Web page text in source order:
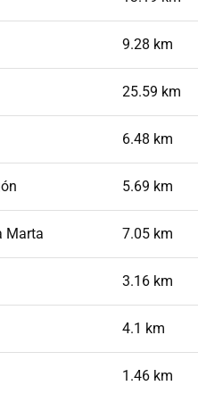
9.28 km
25.59 km
6.48 km
5.69 km
Marta 7.05 km
3.16 km
4.1 km
1.46 km